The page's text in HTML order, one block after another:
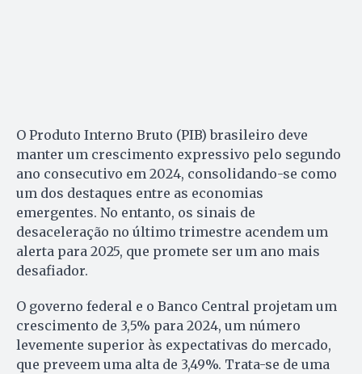
O Produto Interno Bruto (PIB) brasileiro deve
manter um crescimento expressivo pelo segundo
ano consecutivo em 2024, consolidando-se como
um dos destaques entre as economias
emergentes. No entanto, os sinais de
desaceleração no último trimestre acendem um
alerta para 2025, que promete ser um ano mais
desafiador.
O governo federal e o Banco Central projetam um
crescimento de 3,5% para 2024, um número
levemente superior às expectativas do mercado,
que preveem uma alta de 3,49%. Trata-se de uma